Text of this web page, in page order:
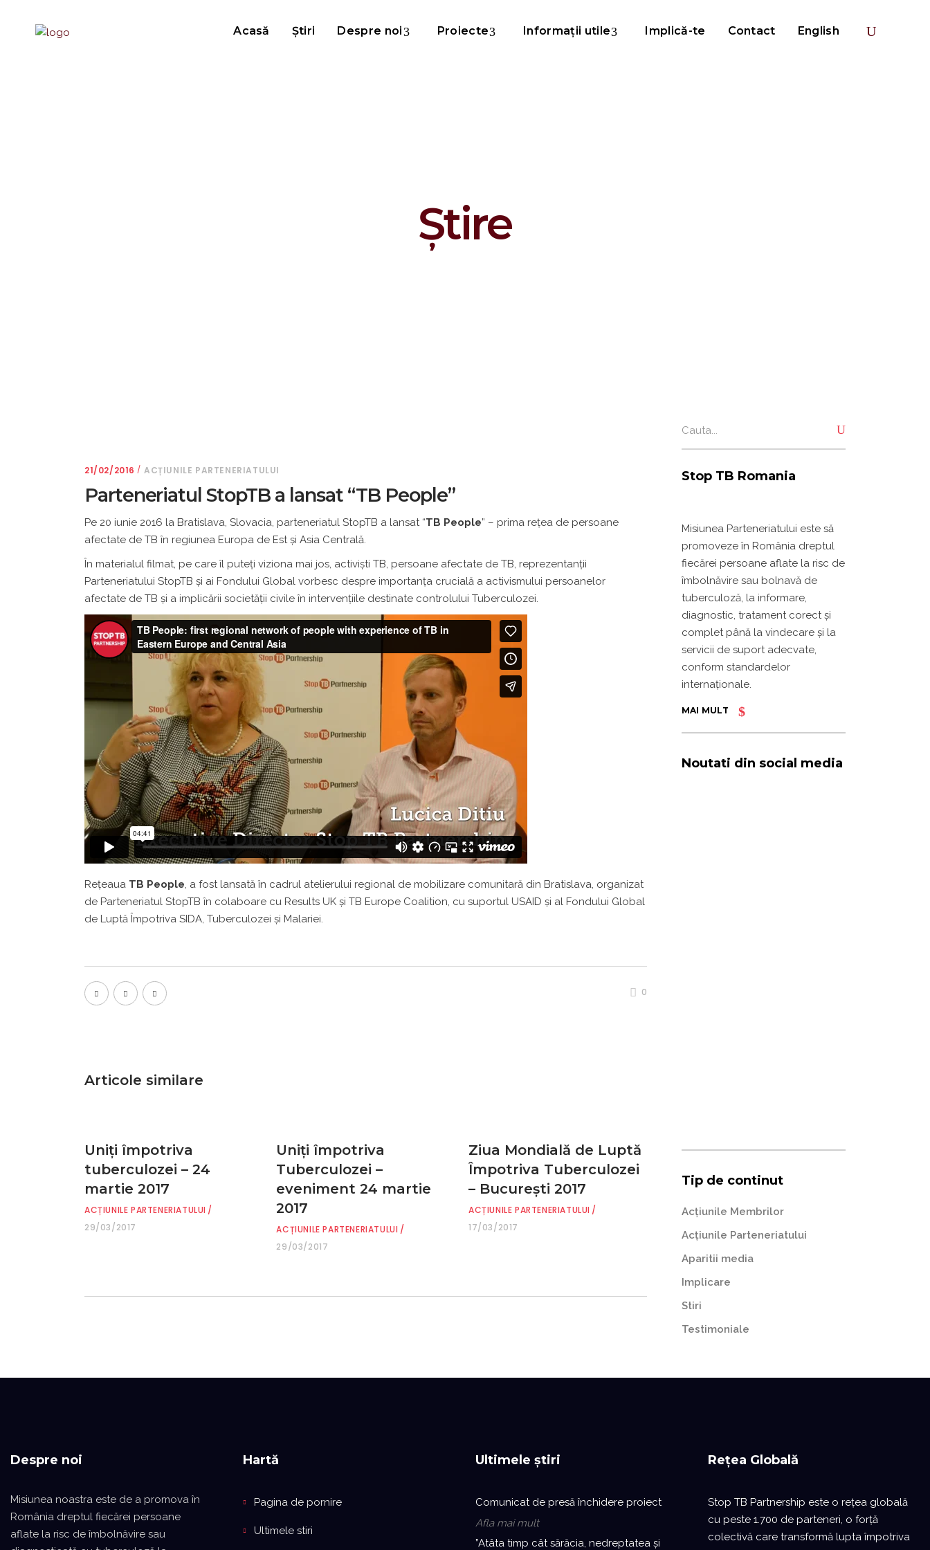
Acasă Știri Despre noi Proiecte Informații utile Implică-te Contact English
Știre
21/02/2016 ACȚIUNILE PARTENERIATULUI
Parteneriatul StopTB a lansat “TB People”
Pe 20 iunie 2016 la Bratislava, Slovacia, parteneriatul StopTB a lansat “TB People” – prima rețea de persoane
afectate de TB în regiunea Europa de Est și Asia Centrală.
În materialul filmat, pe care îl puteți viziona mai jos, activiști TB, persoane afectate de TB, reprezentanții
Parteneriatului StopTB și ai Fondului Global vorbesc despre importanța crucială a activismului persoanelor
afectate de TB și a implicării societății civile în intervențiile destinate controlului Tuberculozei.
Rețeaua TB People, a fost lansată în cadrul atelierului regional de mobilizare comunitară din Bratislava, organizat
de Parteneriatul StopTB în colaboare cu Results UK și TB Europe Coalition, cu suportul USAID și al Fondului Global
de Luptă Împotriva SIDA, Tuberculozei și Malariei.
0
Articole similare
Uniţi împotriva
tuberculozei – 24
martie 2017
ACȚIUNILE PARTENERIATULUI
29/03/2017
Uniți împotriva
Tuberculozei –
eveniment 24 martie
2017
ACȚIUNILE PARTENERIATULUI
29/03/2017
Ziua Mondială de Luptă
Împotriva Tuberculozei
– București 2017
ACȚIUNILE PARTENERIATULUI
17/03/2017
for:
Stop TB Romania
Misiunea Parteneriatului este să
promoveze în România dreptul
fiecărei persoane aflate la risc de
îmbolnăvire sau bolnavă de
tuberculoză, la informare,
diagnostic, tratament corect și
complet până la vindecare și la
servicii de suport adecvate,
conform standardelor
internaționale.
MAI MULT
Noutati din social media
Tip de continut
Acțiunile Membrilor
Acțiunile Parteneriatului
Aparitii media
Implicare
Stiri
Testimoniale
Despre noi
Misiunea noastra este de a promova în
România dreptul fiecărei persoane
aflate la risc de îmbolnăvire sau
Hartă
Pagina de pornire
Ultimele stiri
Ultimele știri
Comunicat de presă închidere proiect
Afla mai mult
”Atâta timp cât sărăcia, nedreptatea și
Rețea Globală
Stop TB Partnership este o reţea globală
cu peste 1.700 de parteneri, o forță
colectivă care transformă lupta împotriva